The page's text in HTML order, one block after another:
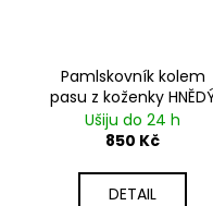
Pamlskovník kolem
pasu z koženky
Ušiju do 24 h
850 Kč
DETAIL